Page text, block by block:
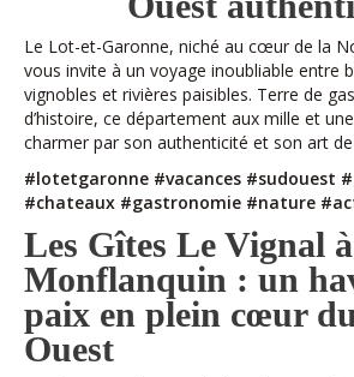
Le Lot-et-Garonne, niché au cœur de la
vous invite à un voyage inoubliable entre
vignobles et rivières paisibles. Terre de
d’histoire, ce département aux mille et
charmer par son authenticité et son art de
#lotetgaronne #vacances #sudouest
#chateaux #gastronomie #nature
Les Gîtes Le Vignal à
Monflanquin : un
paix en plein cœur
Ouest